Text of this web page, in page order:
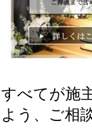
すべてが施
よう、ご相